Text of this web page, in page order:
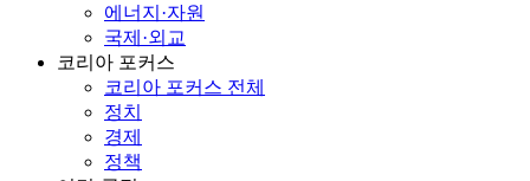
에너지·자원
국제·외교
코리아 포커스
코리아 포커스 전체
정치
경제
정책